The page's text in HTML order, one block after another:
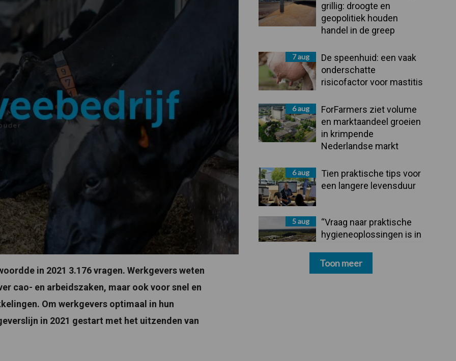
in 2021 3.176 vragen. Werkgevers weten
cao- en arbeidszaken, maar ook voor snel en
Om werkgevers optimaal in hun
in 2021 gestart met het uitzenden van
grillig: droogte en
geopolitiek houden
handel in de greep
7 aug
De speenhuid: een vaak
onderschatte
risicofactor voor mastitis
6 aug
ForFarmers ziet volume
en marktaandeel groeien
in krimpende
Nederlandse markt
6 aug
Tien praktische tips voor
een langere levensduur
5 aug
“Vraag naar praktische
hygieneoplossingen is in
Toon meer